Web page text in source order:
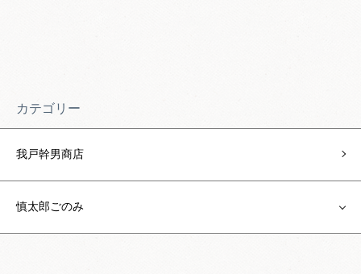
カテゴリー
我戸幹男商店
慎太郎ごのみ